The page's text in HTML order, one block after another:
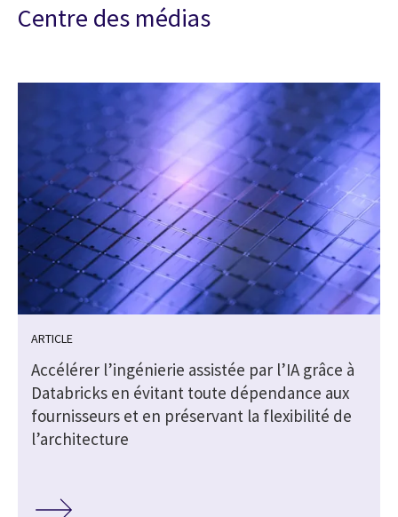
Centre des médias
ARTICLE
Accélérer l’ingénierie assistée par l’IA grâce à
Databricks en évitant toute dépendance aux
fournisseurs et en préservant la flexibilité de
l’architecture